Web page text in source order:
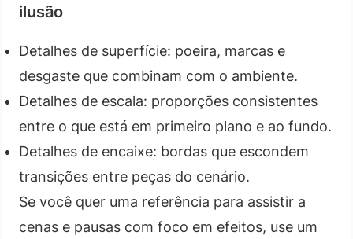
ilusão
Detalhes de superfície: poeira, marcas e
desgaste que combinam com o ambiente.
Detalhes de escala: proporções consistentes
entre o que está em primeiro plano e ao fundo.
Detalhes de encaixe: bordas que escondem
transições entre peças do cenário.
Se você quer uma referência para assistir a
cenas e pausas com foco em efeitos, use um